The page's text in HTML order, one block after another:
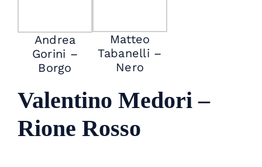
Andrea
Gorini –
Borgo
Matteo
Tabanelli –
Nero
Valentino Medori –
Rione Rosso